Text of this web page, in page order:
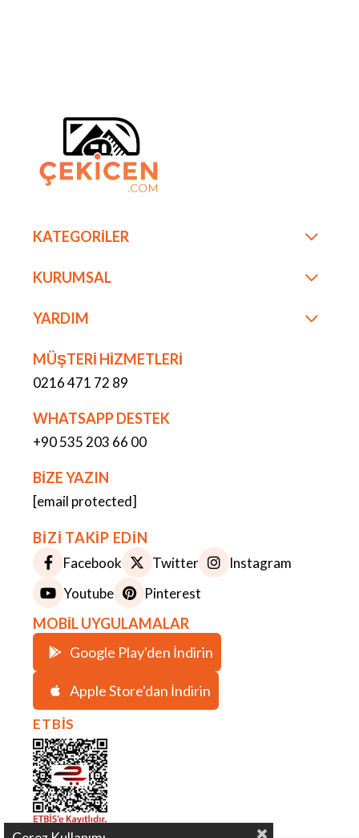
KATEGORİLER
KURUMSAL
YARDIM
MÜŞTERİ HİZMETLERİ
0216 471 72 89
WHATSAPP DESTEK
+90 535 203 66 00
BİZE YAZIN
[email protected]
BİZİ TAKİP EDİN
Facebook Twitter
Instagram
Youtube
Pinterest
MOBİL UYGULAMALAR
Google Play'den İndirin
Apple Store'dan İndirin
ETBİS